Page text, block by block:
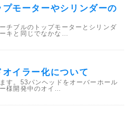
モーターやシリンダーの
チブルのトップモーターとシリンダ
キと同じでなかな…
イラー化について
す。53パンヘッドをオーバーホール
様開発中のオイ…